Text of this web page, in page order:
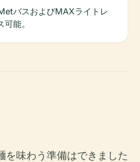
バスおよびMAXライトレ
能。
を味わう準備はできました